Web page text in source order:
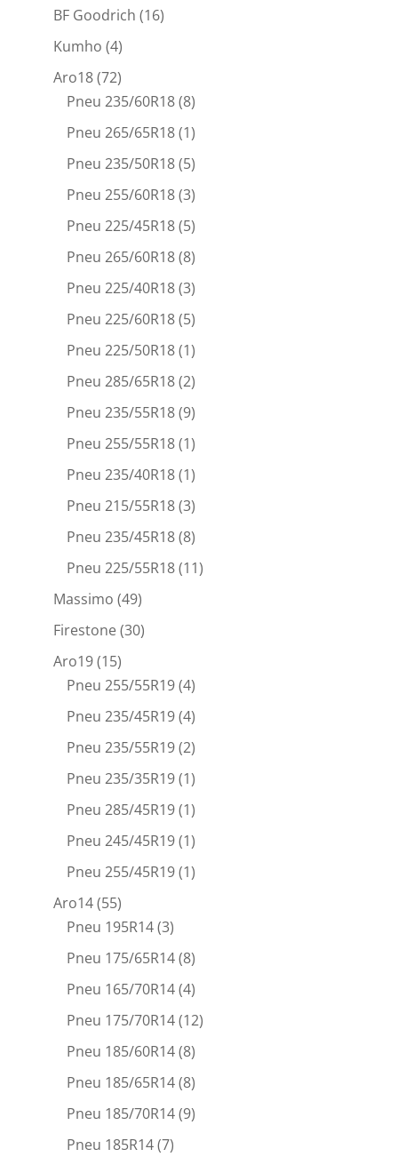
BF Goodrich (16)
Kumho (4)
Aro18(72)
Pneu 235/60R18(8)
Pneu 265/65R18(1)
Pneu 235/50R18(5)
Pneu 255/60R18(3)
Pneu 225/45R18(5)
Pneu 265/60R18(8)
Pneu 225/40R18(3)
Pneu 225/60R18(5)
Pneu 225/50R18(1)
Pneu 285/65R18(2)
Pneu 235/55R18(9)
Pneu 255/55R18(1)
Pneu 235/40R18(1)
Pneu 215/55R18(3)
Pneu 235/45R18(8)
Pneu 225/55R18(11)
Massimo (49)
Firestone(30)
Aro19(15)
Pneu 255/55R19(4)
Pneu 235/45R19(4)
Pneu 235/55R19(2)
Pneu 235/35R19(1)
Pneu 285/45R19(1)
Pneu 245/45R19(1)
Pneu 255/45R19(1)
Aro14(55)
Pneu 195R14(3)
Pneu 175/65R14(8)
Pneu 165/70R14(4)
Pneu 175/70R14(12)
Pneu 185/60R14(8)
Pneu 185/65R14(8)
Pneu 185/70R14(9)
Pneu 185R14(7)